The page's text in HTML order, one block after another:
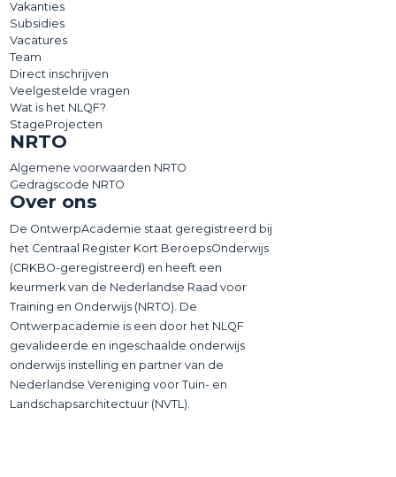
Vakanties
Subsidies
Vacatures
Team
Direct inschrijven
Veelgestelde vragen
Wat is het NLQF?
StageProjecten
NRTO
Algemene voorwaarden NRTO
Gedragscode NRTO
Over ons
De OntwerpAcademie staat geregistreerd bij
het Centraal Register Kort BeroepsOnderwijs
(CRKBO-geregistreerd) en heeft een
keurmerk van de Nederlandse Raad voor
Training en Onderwijs (NRTO). De
Ontwerpacademie is een door het NLQF
gevalideerde en ingeschaalde onderwijs
onderwijs instelling en partner van de
Nederlandse Vereniging voor Tuin- en
Landschapsarchitectuur (NVTL).